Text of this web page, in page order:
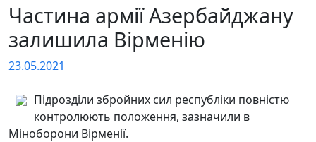
Частина армії Азербайджану
залишила Вірменію
23.05.2021
Підрозділи збройних сил республіки повністю
контролюють положення, зазначили в
Міноборони Вірменії.